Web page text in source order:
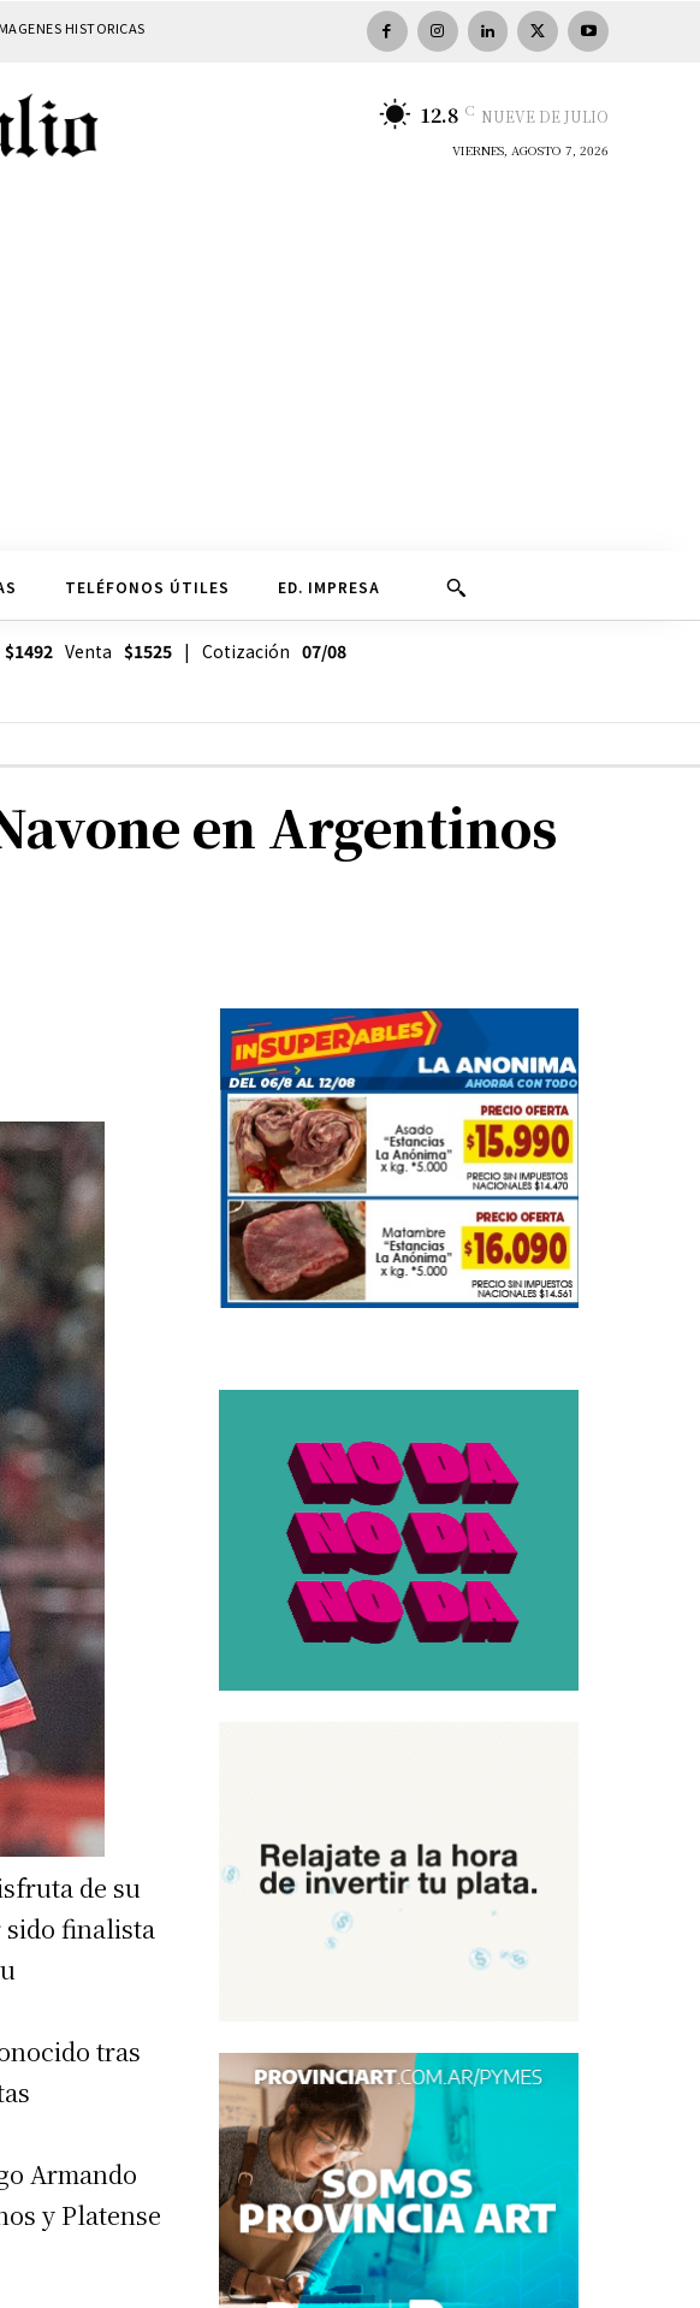
HISTORICAS
12.8 C NUEVE DE JULIO
VIERNES, AGOSTO 7, 2026
TELÉFONOS ÚTILES ED. IMPRESA
$1492Venta $1525| Cotización 07/08
en Argentinos
de su
sido finalista
tras
Armando
y Platense